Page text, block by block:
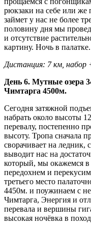
рюкзаки на себе или же
займет у нас не более
половину дня мы
и отсутствие
картину. Ночь в палатке.
Дистанция: 7 км, набор
День 6. Мутные озера
Чимтарга 4500м.
Сегодня затяжной
набрать около высоты
перевалу, постепенно
высоту. Тропа сначала
сворачивает на
выводит нас на
который, мы окажемся
передохнем и
третьего место
4450м. и поужинаем с
Чимтарга, Энергия и
перевала и вершины
высокая ночёвка в